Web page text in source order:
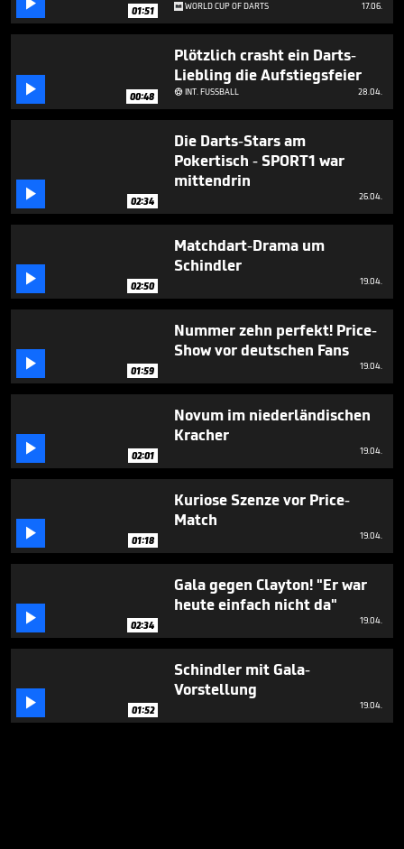
minute,
40
seconds
01:51 WORLD CUP OF DARTS 17.06.
 00:48
Plötzlich crasht ein Darts-
Liebling die Aufstiegsfeier
INT. FUSSBALL 28.04.
 02:34
Die Darts-Stars am
Pokertisch - SPORT1 war
mittendrin
26.04.
 02:50
Matchdart-Drama um
Schindler
19.04.
 01:59
Nummer zehn perfekt! Price-
Show vor deutschen Fans
19.04.
 02:01
Novum im niederländischen
Kracher
19.04.
 01:18
Kuriose Szenze vor Price-
Match
19.04.
 02:34
Gala gegen Clayton! "Er war
heute einfach nicht da"
19.04.
 01:52
Schindler mit Gala-
Vorstellung
19.04.